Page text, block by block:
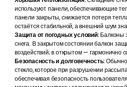
используют панели, обеспечивающие
панели закрыты, снижается потеря
остаётся стабильной, а внешний шум
Защита от погодных условий:Балконы
снега. В закрытом состоянии балкон
воздействий; в открытом — гармонично
Безопасность и долговечность:Обычно
стекло, которое при разрушении
обеспечивая безопасность